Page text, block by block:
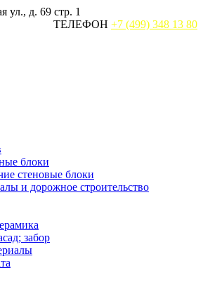
ул., д. 69 стр. 1
ТЕЛЕФОН +7 (499) 348 13 80
блоки
стеновые блоки
и дорожное строительство
забор